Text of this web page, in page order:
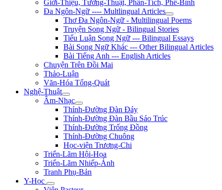
Giới-Thiệu, Tường-Thuật, Phân-Tích, Phê-Bình
Đa Ngôn-Ngữ ---- Multlingual Articles
Thơ Đa Ngôn-Ngữ - Multilingual Poems
Truyện Song Ngữ - Bilingual Stories
Tiểu Luận Song Ngữ --- Bilingual Essays
Bài Song Ngữ Khác --- Other Bilingual Articles
Bài Tiếng Anh --- English Articles
Chuyện Trên Đồi Mai
Thảo-Luận
Văn-Hóa Tổng-Quát
Nghệ-Thuật
Âm-Nhạc
Thính-Đường Đàn Đáy
Thính-Đường Đàn Bầu Sáo Trúc
Thính-Đường Trống Đồng
Thính-Đường Chuông
Học-viện Trương-Chi
Triển-Lãm Hội-Họa
Triển-Lãm Nhiếp-Ảnh
Tranh Phụ-Bản
Y-Học